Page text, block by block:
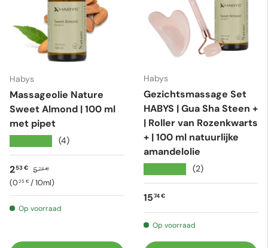
Habys
Massageolie Nature
Sweet Almond | 100 ml
met pipet
(4)
Verkoopprijs
253 € Reguliere prijs
528 €
Eenheid prijs
0 25 € /10ml
Op voorraad
Habys
Gezichtsmassage Set
HABYS | Gua Sha Steen +
| Roller van Rozenkwarts
+ | 100 ml natuurlijke
amandelolie
(2)
Reguliere prijs
1574 €
Op voorraad